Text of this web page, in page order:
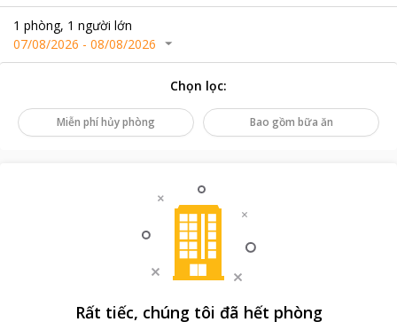
1 phòng, 1 người lớn
07/08/2026 - 08/08/2026
Chọn lọc:
Miễn phí hủy phòng Bao gồm bữa ăn
Rất tiếc, chúng tôi đã hết phòng